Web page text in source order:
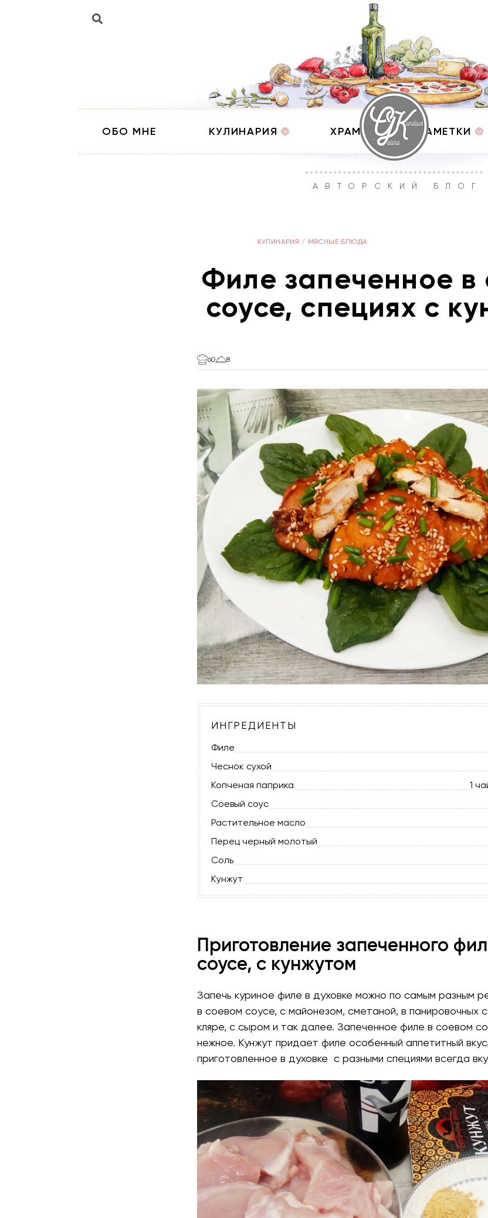
ОБО МНЕ КУЛИНАРИЯ ХРАМЫ ЗАМЕТКИ
АВТОРСКИЙ БЛОГ
КУЛИНАРИЯ / МЯСНЫЕ БЛЮДА
Филе запеченное в
соусе, специях с
60 8
ИНГРЕДИЕНТЫ
Филе
Чеснок сухой
Копченая паприка
1
Соевый соус
Растительное масло
Перец черный молотый
Соль
Кунжут
Приготовление запеченного
соусе, с кунжутом
Запечь куриное филе в духовке можно по самым разным
в соевом соусе, с майонезом, сметаной, в панировочных
кляре, с сыром и так далее. Запеченное филе в соевом
нежное. Кунжут придает филе особенный аппетитный
приготовленное в духовке с разными специями всегда